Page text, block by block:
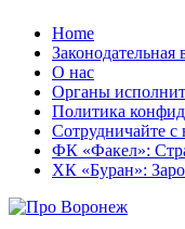
Перейти
содержанию
Home
Законодательная
О нас
Органы
Политика
Сотрудничайте с
ФК «Факел»:
ХК «Буран»: